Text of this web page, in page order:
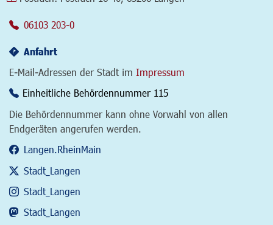
06103 203-0
Anfahrt
E-Mail-Adressen der Stadt im Impressum
Einheitliche Behördennummer 115
Die Behördennummer kann ohne Vorwahl von allen
Endgeräten angerufen werden.
Langen.RheinMain
Stadt_Langen
Stadt_Langen
Stadt_Langen